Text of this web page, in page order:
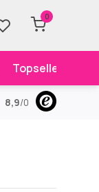
0
Topseller
Versandab 59€
8,9/0